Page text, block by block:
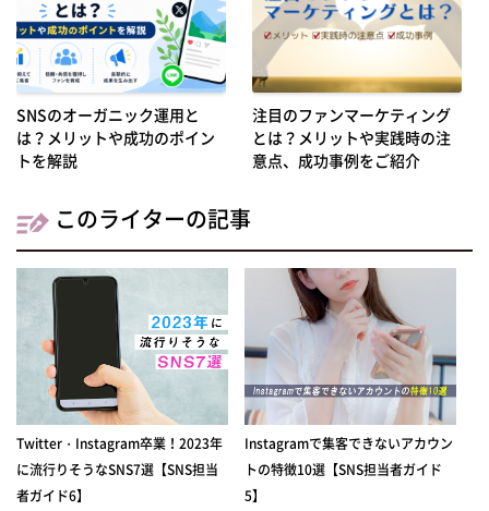
SNSのオーガニック運用と
は？メリットや成功のポイン
トを解説
注目のファンマーケティング
とは？メリットや実践時の注
意点、成功事例をご紹介
このライターの記事
Twitter・Instagram卒業！2023年
に流行りそうなSNS7選【SNS担当
者ガイド6】
Instagramで集客できないアカウン
トの特徴10選【SNS担当者ガイド
5】